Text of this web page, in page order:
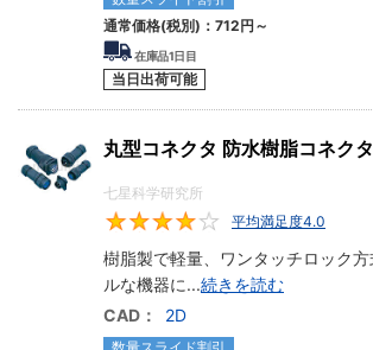
通常価格(税別)： 712円 ～
在庫品1日目
当日出荷可能
丸型コネクタ 防水樹脂コネク
七星科学研究所
平均満足度4.0
樹脂製で軽量、ワンタッチロック
ルな機器に...続きを読む
CAD：
2D